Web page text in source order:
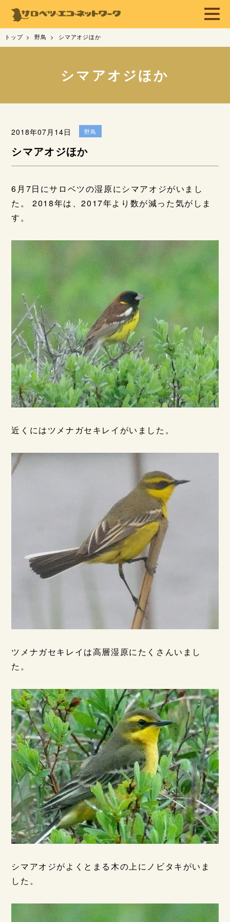
トップ 野鳥 シマアオジほか
シマアオジほか
2018年07月14日 野鳥
シマアオジほか
6月7日にサロベツの湿原にシマアオジがいまし
た。 2018年は、2017年より数が減った気がしま
す。
近くにはツメナガセキレイがいました。
ツメナガセキレイは高層湿原にたくさんいまし
た。
シマアオジがよくとまる木の上にノビタキがいま
した。